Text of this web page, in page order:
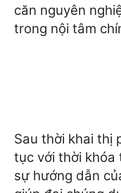
căn nguyên
trong nội tâm
Sau thời khai thị
tục với thời khóa
sự hướng dẫn